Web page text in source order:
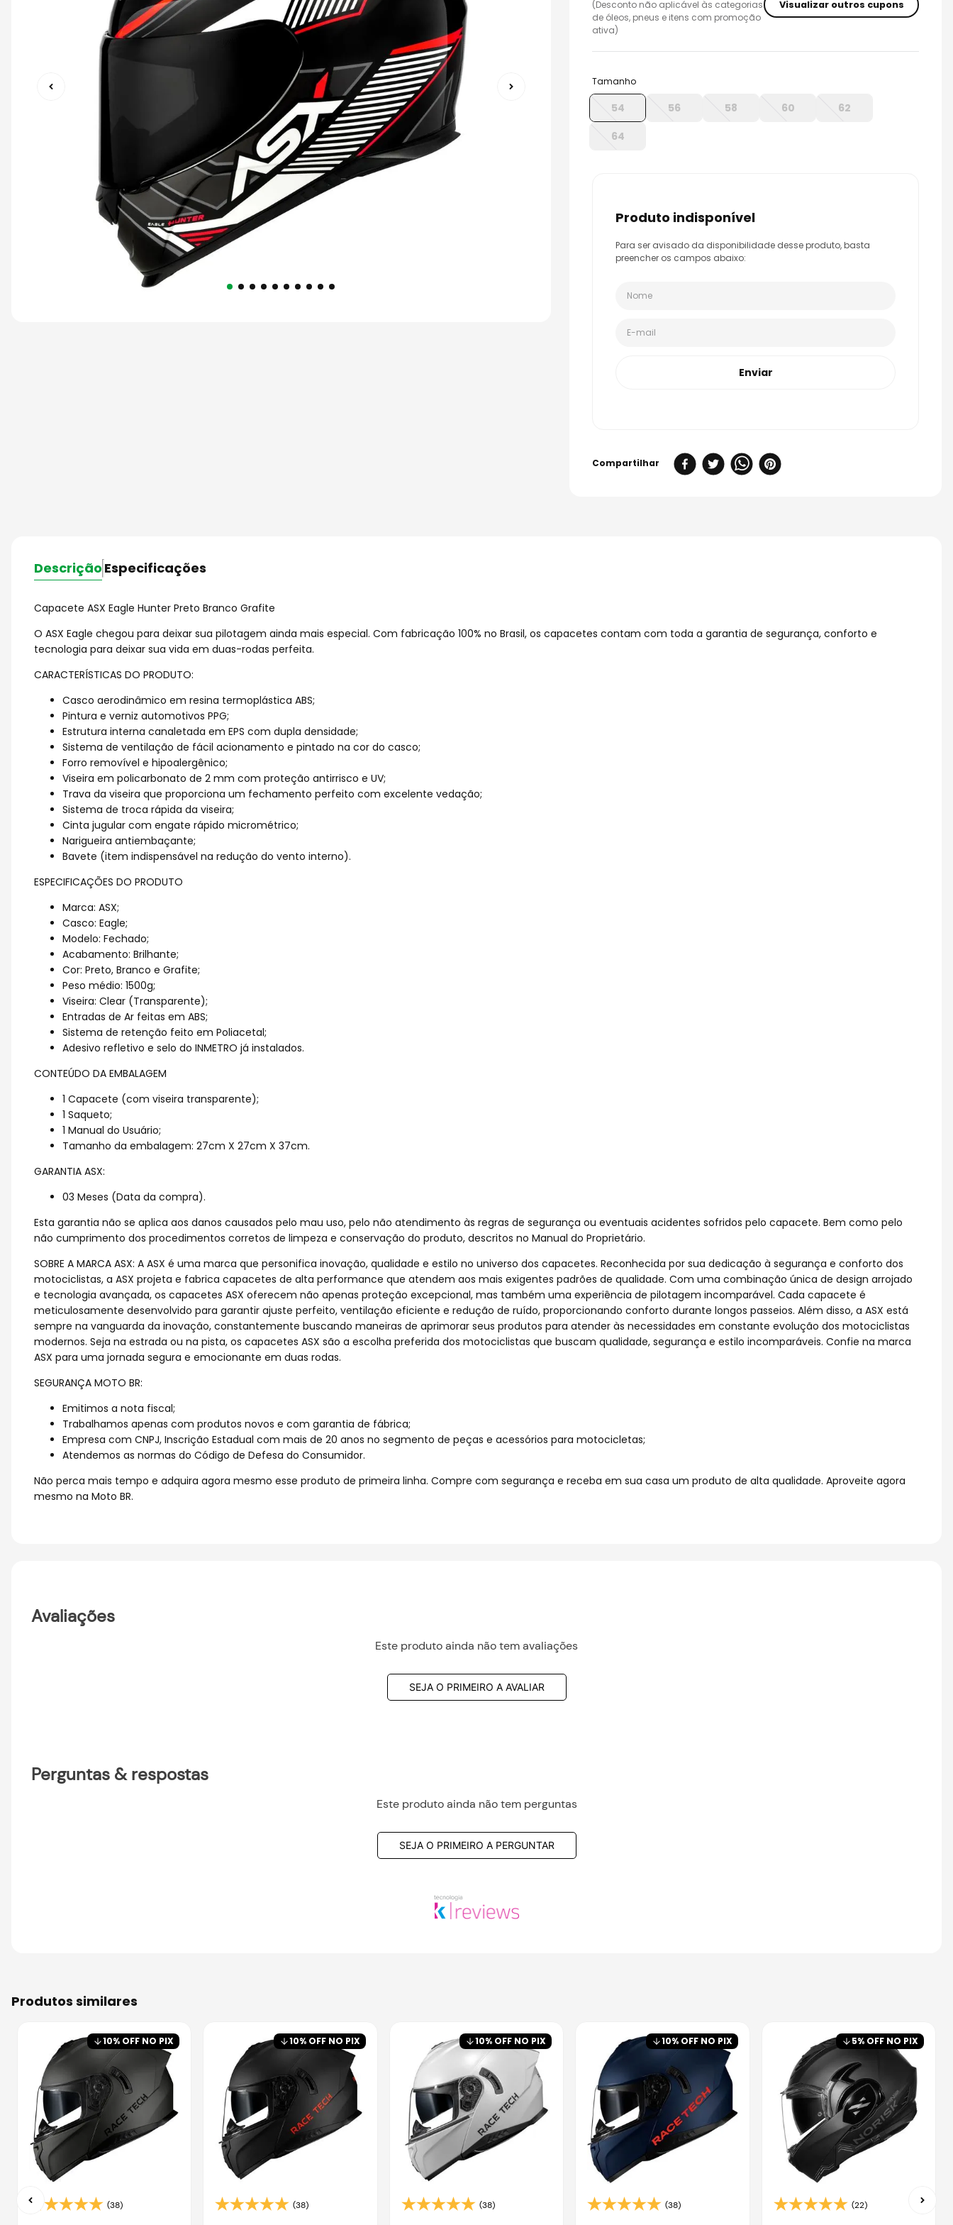
capacete aberto
10º race tech
(Desconto não aplicável às categorias
de óleos, pneus e itens com promoção
ativa)
Visualizar outros cupons
Tamanho
54 56 58 60
62
64
produto indisponível
Para ser avisado da disponibilidade desse produto, basta
preencher os campos abaixo:
Enviar
Descrição Especificações
Capacete ASX Eagle Hunter Preto Branco Grafite
O ASX Eagle chegou para deixar sua pilotagem ainda mais especial. Com fabricação 100% no Brasil, os capacetes contam com toda a garantia de segurança, conforto e
tecnologia para deixar sua vida em duas-rodas perfeita.
CARACTERÍSTICAS DO PRODUTO:
Casco aerodinâmico em resina termoplástica ABS;
Pintura e verniz automotivos PPG;
Estrutura interna canaletada em EPS com dupla densidade;
Sistema de ventilação de fácil acionamento e pintado na cor do casco;
Forro removível e hipoalergênico;
Viseira em policarbonato de 2 mm com proteção antirrisco e UV;
Trava da viseira que proporciona um fechamento perfeito com excelente vedação;
Sistema de troca rápida da viseira;
Cinta jugular com engate rápido micrométrico;
Narigueira antiembaçante;
Bavete (item indispensável na redução do vento interno).
ESPECIFICAÇÕES DO PRODUTO
Marca: ASX;
Casco: Eagle;
Modelo: Fechado;
Acabamento: Brilhante;
Cor: Preto, Branco e Grafite;
Peso médio: 1500g;
Viseira: Clear (Transparente);
Entradas de Ar feitas em ABS;
Sistema de retenção feito em Poliacetal;
Adesivo refletivo e selo do INMETRO já instalados.
CONTEÚDO DA EMBALAGEM
1 Capacete (com viseira transparente);
1 Saqueto;
1 Manual do Usuário;
Tamanho da embalagem: 27cm X 27cm X 37cm.
GARANTIA ASX:
03 Meses (Data da compra).
Esta garantia não se aplica aos danos causados pelo mau uso, pelo não atendimento às regras de segurança ou eventuais acidentes sofridos pelo capacete. Bem como pelo
não cumprimento dos procedimentos corretos de limpeza e conservação do produto, descritos no Manual do Proprietário.
SOBRE A MARCA ASX: A ASX é uma marca que personifica inovação, qualidade e estilo no universo dos capacetes. Reconhecida por sua dedicação à segurança e conforto dos
motociclistas, a ASX projeta e fabrica capacetes de alta performance que atendem aos mais exigentes padrões de qualidade. Com uma combinação única de design arrojado
e tecnologia avançada, os capacetes ASX oferecem não apenas proteção excepcional, mas também uma experiência de pilotagem incomparável. Cada capacete é
meticulosamente desenvolvido para garantir ajuste perfeito, ventilação eficiente e redução de ruído, proporcionando conforto durante longos passeios. Além disso, a ASX está
sempre na vanguarda da inovação, constantemente buscando maneiras de aprimorar seus produtos para atender às necessidades em constante evolução dos motociclistas
modernos. Seja na estrada ou na pista, os capacetes ASX são a escolha preferida dos motociclistas que buscam qualidade, segurança e estilo incomparáveis. Confie na marca
ASX para uma jornada segura e emocionante em duas rodas.
SEGURANÇA MOTO BR:
Emitimos a nota fiscal;
Trabalhamos apenas com produtos novos e com garantia de fábrica;
Empresa com CNPJ, Inscrição Estadual com mais de 20 anos no segmento de peças e acessórios para motocicletas;
Atendemos as normas do Código de Defesa do Consumidor.
Não perca mais tempo e adquira agora mesmo esse produto de primeira linha. Compre com segurança e receba em sua casa um produto de alta qualidade. Aproveite agora
mesmo na Moto BR.
Avaliações
Este produto ainda não tem avaliações
SEJA O PRIMEIRO A AVALIAR
Perguntas & respostas
Este produto ainda não tem perguntas
SEJA O PRIMEIRO A PERGUNTAR
produtos similares
10% OFF NO PIX
(38)
10% OFF NO PIX
(38)
10% OFF NO PIX
(38)
10% OFF NO PIX
(38)
5% OFF NO PIX
(22)